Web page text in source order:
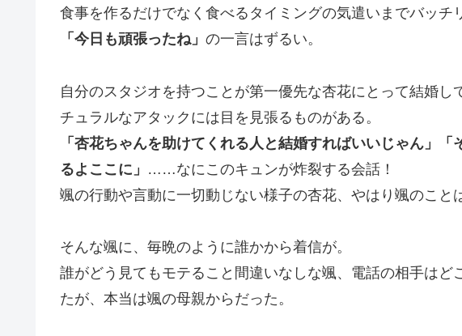
食事を作るだけでなく食べるタイミングの気遣いまでバッチ
「今日も頑張ったね」 の一言はずるい。
自分のスタジオを持つことが第一優先な杏花にとって結婚し
チュラルなアタックには目を見張るものがある。
「杏花ちゃんを助けてくれる人と結婚すればいいじゃん」
るよここに」 ……なにこのキュンが炸裂する会話！
颯の行動や言動に一切動じない様子の杏花、やはり颯のこと
そんな颯に、毎晩のように誰かから着信が。
誰がどう見てもモテること間違いなしな颯、電話の相手はど
たが、本当は颯の母親からだった。